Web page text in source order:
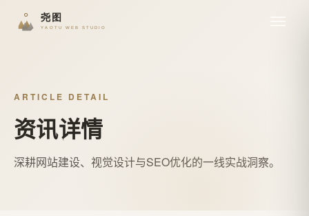
ARTICLE DETAIL
资讯详情
深耕网站建设、视觉设计与SEO优化的一线实战洞察。